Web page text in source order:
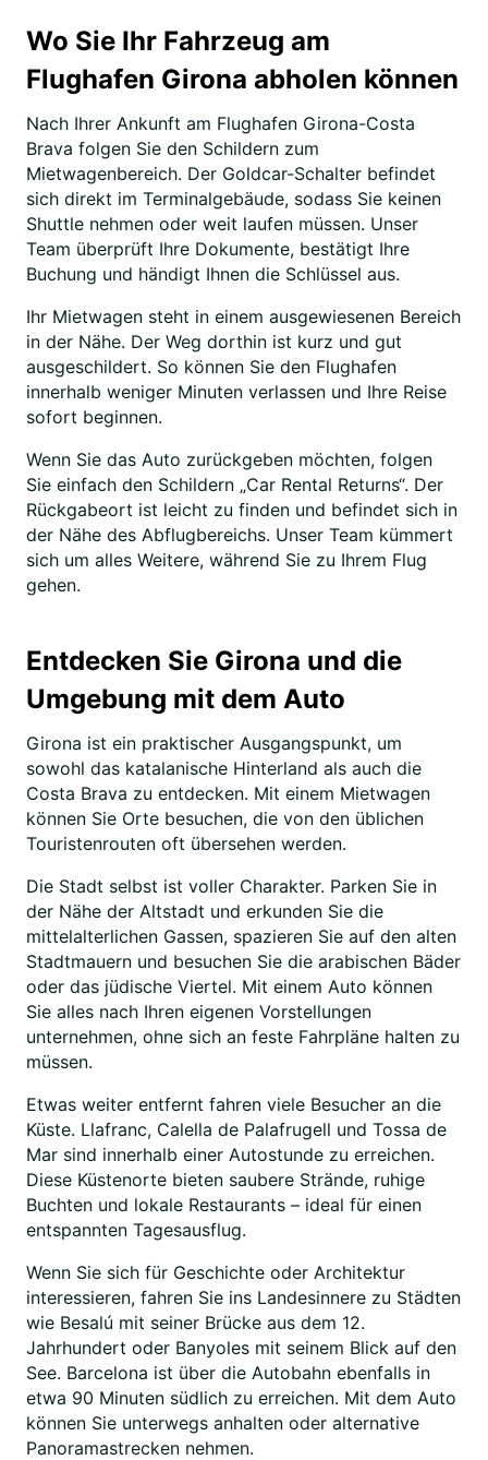
Wo Sie Ihr Fahrzeug am
Flughafen Girona abholen können
Nach Ihrer Ankunft am Flughafen Girona-Costa
Brava folgen Sie den Schildern zum
Mietwagenbereich. Der Goldcar-Schalter befindet
sich direkt im Terminalgebäude, sodass Sie keinen
Shuttle nehmen oder weit laufen müssen. Unser
Team überprüft Ihre Dokumente, bestätigt Ihre
Buchung und händigt Ihnen die Schlüssel aus.
Ihr Mietwagen steht in einem ausgewiesenen Bereich
in der Nähe. Der Weg dorthin ist kurz und gut
ausgeschildert. So können Sie den Flughafen
innerhalb weniger Minuten verlassen und Ihre Reise
sofort beginnen.
Wenn Sie das Auto zurückgeben möchten, folgen
Sie einfach den Schildern „Car Rental Returns“. Der
Rückgabeort ist leicht zu finden und befindet sich in
der Nähe des Abflugbereichs. Unser Team kümmert
sich um alles Weitere, während Sie zu Ihrem Flug
gehen.
Entdecken Sie Girona und die
Umgebung mit dem Auto
Girona ist ein praktischer Ausgangspunkt, um
sowohl das katalanische Hinterland als auch die
Costa Brava zu entdecken. Mit einem Mietwagen
können Sie Orte besuchen, die von den üblichen
Touristenrouten oft übersehen werden.
Die Stadt selbst ist voller Charakter. Parken Sie in
der Nähe der Altstadt und erkunden Sie die
mittelalterlichen Gassen, spazieren Sie auf den alten
Stadtmauern und besuchen Sie die arabischen Bäder
oder das jüdische Viertel. Mit einem Auto können
Sie alles nach Ihren eigenen Vorstellungen
unternehmen, ohne sich an feste Fahrpläne halten zu
müssen.
Etwas weiter entfernt fahren viele Besucher an die
Küste. Llafranc, Calella de Palafrugell und Tossa de
Mar sind innerhalb einer Autostunde zu erreichen.
Diese Küstenorte bieten saubere Strände, ruhige
Buchten und lokale Restaurants – ideal für einen
entspannten Tagesausflug.
Wenn Sie sich für Geschichte oder Architektur
interessieren, fahren Sie ins Landesinnere zu Städten
wie Besalú mit seiner Brücke aus dem 12.
Jahrhundert oder Banyoles mit seinem Blick auf den
See. Barcelona ist über die Autobahn ebenfalls in
etwa 90 Minuten südlich zu erreichen. Mit dem Auto
können Sie unterwegs anhalten oder alternative
Panoramastrecken nehmen.